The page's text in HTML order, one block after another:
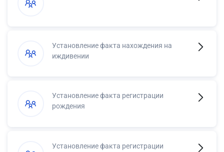
Установление факта нахождения на
иждивении
Установление факта регистрации
рождения
Установление факта регистрации